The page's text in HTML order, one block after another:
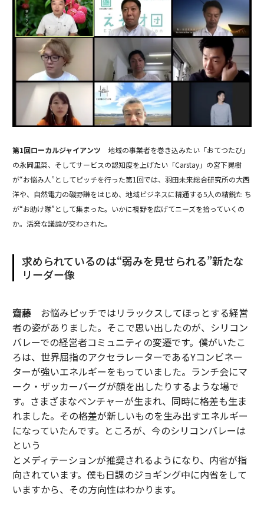
第1回ローカルジャイアンツ 地域の事業者を巻き込みたい「おてつたび」
の永岡里菜、そしてサービスの認知度を上げたい「Carstay」の宮下晃樹
が“お悩み人”としてピッチを行った第1回では、羽田未来総合研究所の大西
洋や、自然電力の磯野謙をはじめ、地域ビジネスに精通する5人の精鋭た ち
が“お助け隊”として集まった。いかに視野を広げてニーズを拾っていくの
か。活発な議論が交わされた。
求められているのは“弱みを見せられる”新たな
リーダー像
齋藤お悩みピッチではリラックスしてほっとする経営
者の姿がありました。そこで思い出したのが、シリコン
バレーでの経営者コミュニティの変遷です。僕がいたこ
ろは、世界屈指のアクセラレーターであるYコンビネー
ターが強いエネルギーをもっていました。ランチ会にマ
ーク・ザッカーバーグが顔を出したりするような場で
す。さまざまなベンチャーが生まれ、同時に格差も生ま
れました。その格差が新しいものを生み出すエネルギー
になっていたんです。ところが、今のシリコンバレーは
という
とメディテーションが推奨されるようになり、内省が指
向されています。僕も日課のジョギング中に内省をして
いますから、その方向性はわかります。